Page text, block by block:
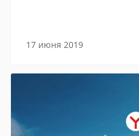
17 июня 2019